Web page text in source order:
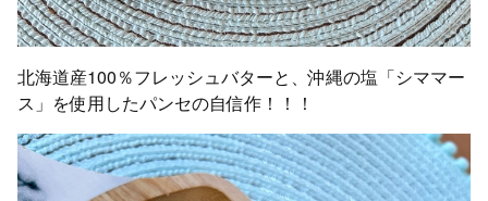
北海道産100％フレッシュバターと、沖縄の塩「シママー
ス」を使用したパンセの自信作！！！